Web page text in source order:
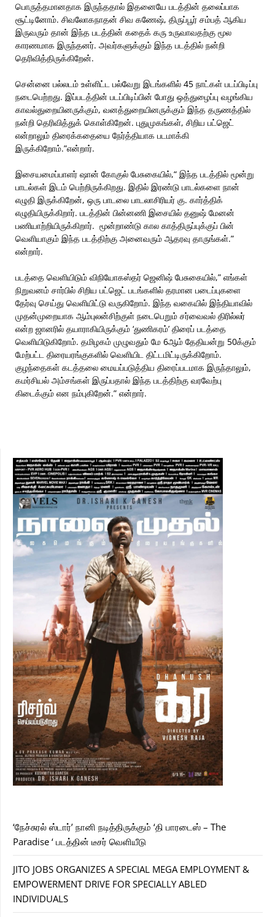
பொருத்தமானதாக இருந்ததால் இதனையே படத்தின் தலைப்பாக
சூட்டினோம். சிவலோகநாதன் சிவ கணேஷ், திருப்பூர் சம்பத் ஆகிய
இருவரும் தான் இந்த படத்தின் கதைக் கரு உருவாவதற்கு மூல
காரணமாக இருந்தனர். அவர்களுக்கும் இந்த படத்தில் நன்றி
தெரிவித்திருக்கிறேன்.
சென்னை பல்லடம் உள்ளிட்ட பல்வேறு இடங்களில் 45 நாட்கள் படப்பிடிப்பு
நடைபெற்றது. இப்படத்தின் படப்பிடிப்பின் போது ஒத்துழைப்பு வழங்கிய
காவல்துறையினருக்கும், வனத்துறையினருக்கும் இந்த தருணத்தில்
நன்றி தெரிவித்துக் கொள்கிறேன். புதுமுகங்கள், சிறிய பட்ஜெட்
என்றாலும் திரைக்கதையை நேர்த்தியாக படமாக்கி
இருக்கிறோம்.”என்றார்.
இசையமைப்பாளர் ஷான் கோகுல் பேசுகையில்,“ இந்த படத்தில் மூன்று
பாடல்கள் இடம் பெற்றிருக்கிறது. இதில் இரண்டு பாடல்களை நான்
எழுதி இருக்கிறேன், ஒரு பாடலை பாடலாசிரியர் கு. கார்த்திக்
எழுதியிருக்கிறார். படத்தின் பின்னணி இசையில் தனுஷ் மேனன்
பணியாற்றியிருக்கிறார். ‌ மூன்றாண்டு கால காத்திருப்புக்குப் பின்
வெளியாகும் இந்த படத்திற்கு அனைவரும் ஆதரவு தாருங்கள்.”
என்றார்.
படத்தை வெளியிடும் விநியோகஸ்தர் ஜெனிஷ் பேசுகையில்,” எங்கள்
நிறுவனம் சார்பில் சிறிய பட்ஜெட் படங்களில் தரமான படைப்புகளை
தேர்வு செய்து வெளியிட்டு வருகிறோம். இந்த வகையில் இந்தியாவில்
முதன்முறையாக ஆம்புலன்சிற்குள் நடைபெறும் சர்வைவல் திரில்லர்
என்ற ஜானரில் தயாராகியிருக்கும் ‘துணிகரம்’ திரைப் படத்தை
வெளியிடுகிறோம். தமிழகம் முழுவதும் மே 6ஆம் தேதியன்று 50க்கும்
மேற்பட்ட திரையரங்குகளில் வெளியிட திட்டமிட்டிருக்கிறோம்.
குழந்தைகள் கடத்தலை மையப்படுத்திய திரைப்படமாக இருந்தாலும்,
கமர்சியல் அம்சங்கள் இருப்பதால் இந்த படத்திற்கு வரவேற்பு
கிடைக்கும் என நம்புகிறேன்.” என்றார்.
‘நேச்சுரல் ஸ்டார்’ நானி நடித்திருக்கும் ‘தி பாரடைஸ் – The
Paradise ‘ படத்தின் டீசர் வெளியீடு
JITO JOBS ORGANIZES A SPECIAL MEGA EMPLOYMENT &
EMPOWERMENT DRIVE FOR SPECIALLY ABLED
INDIVIDUALS